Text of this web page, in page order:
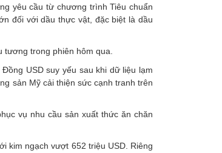
yêu cầu từ chương trình Tiêu chuẩn
đối với dầu thực vật, đặc biệt là dầu
trong phiên hôm qua.
USD suy yếu sau khi dữ liệu lạm
sản Mỹ cải thiện sức cạnh tranh trên
vụ nhu cầu sản xuất thức ăn chăn
kim ngạch vượt 652 triệu USD. Riêng